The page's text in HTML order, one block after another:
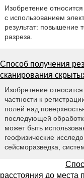
Изобретение
с использованием
результат: повышение
разреза.
Способ получения
сканирования
Изобретение
частности к
полей над
последующей
может быть
геофизические
сейсморазведка,
расстояния до места